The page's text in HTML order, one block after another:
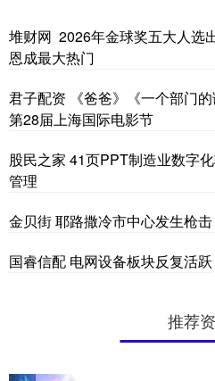
堆财网 2026年金球奖五大人选
恩成最大热门
君子配资 《爸爸》《一个部门
第28届上海国际电影节
股民之家 41页PPT制造业数字
管理
金贝街 耶路撒冷市中心发生枪
国睿信配 电网设备板块反复活跃
推荐